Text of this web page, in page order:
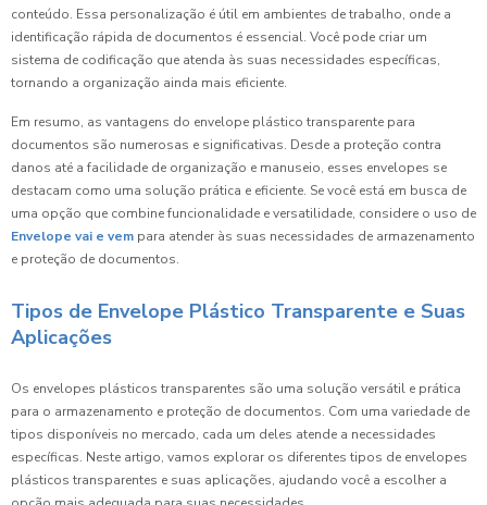
conteúdo. Essa personalização é útil em ambientes de trabalho, onde a
identificação rápida de documentos é essencial. Você pode criar um
sistema de codificação que atenda às suas necessidades específicas,
tornando a organização ainda mais eficiente.
Em resumo, as vantagens do envelope plástico transparente para
documentos são numerosas e significativas. Desde a proteção contra
danos até a facilidade de organização e manuseio, esses envelopes se
destacam como uma solução prática e eficiente. Se você está em busca de
uma opção que combine funcionalidade e versatilidade, considere o uso de
Envelope vai e vem para atender às suas necessidades de armazenamento
e proteção de documentos.
Tipos de Envelope Plástico Transparente e Suas
Aplicações
Os envelopes plásticos transparentes são uma solução versátil e prática
para o armazenamento e proteção de documentos. Com uma variedade de
tipos disponíveis no mercado, cada um deles atende a necessidades
específicas. Neste artigo, vamos explorar os diferentes tipos de envelopes
plásticos transparentes e suas aplicações, ajudando você a escolher a